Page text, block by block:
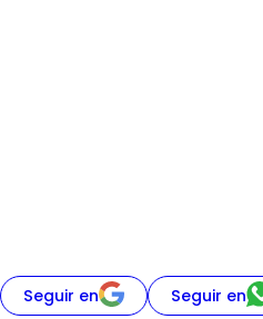
Seguir en Seguir en